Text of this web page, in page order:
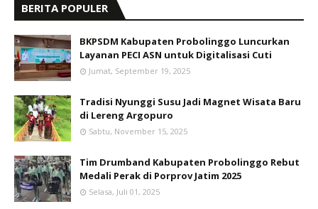
BERITA POPULER
BKPSDM Kabupaten Probolinggo Luncurkan
Layanan PECI ASN untuk Digitalisasi Cuti
Jumat, September 19, 2025
Tradisi Nyunggi Susu Jadi Magnet Wisata Baru
di Lereng Argopuro
Sabtu, November 15, 2025
Tim Drumband Kabupaten Probolinggo Rebut
Medali Perak di Porprov Jatim 2025
Selasa, Juli 01, 2025